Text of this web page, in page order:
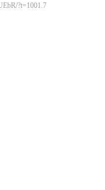
?t=1001.7